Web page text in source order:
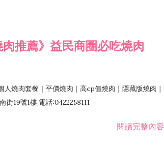
推薦》益民商圈必吃燒肉
燒肉套餐｜平價燒肉｜高cp值燒肉｜隱藏版燒肉｜
街19號1樓 電話:0422258111
閱讀完整內容